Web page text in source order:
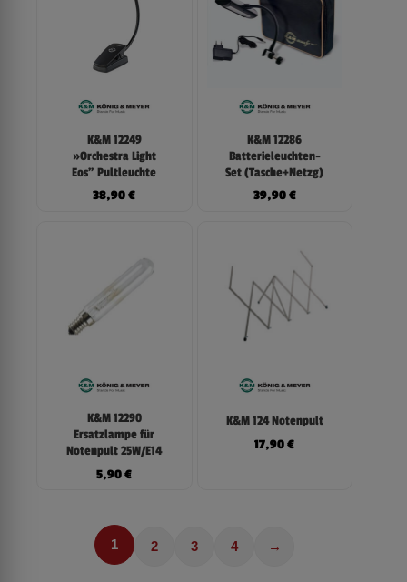
K&M 12249
»Orchestra Light
Eos” Pultleuchte
38,90€
K&M 12286
Batterieleuchten-
Set (Tasche+Netzg)
39,90€
K&M 12290
Ersatzlampe für
Notenpult 25W/E14
5,90€
K&M 124 Notenpult
17,90€
1 2 3 4 →